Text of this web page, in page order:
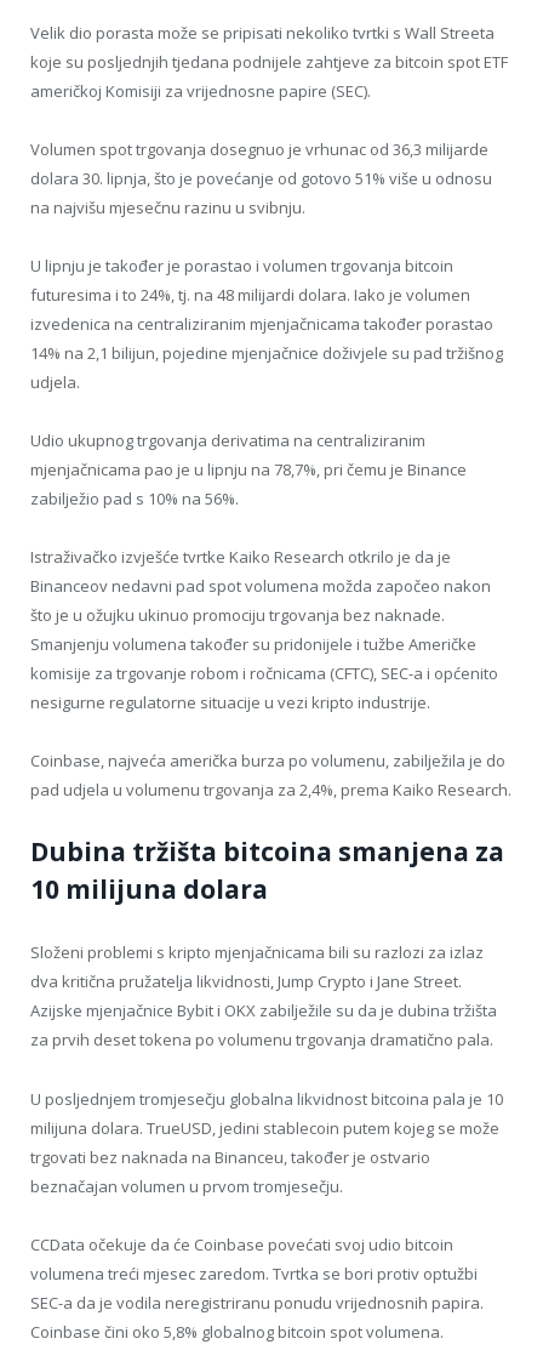
Velik dio porasta može se pripisati nekoliko tvrtki s Wall Streeta
koje su posljednjih tjedana podnijele zahtjeve za bitcoin spot ETF
američkoj Komisiji za vrijednosne papire (SEC).
Volumen spot trgovanja dosegnuo je vrhunac od 36,3 milijarde
dolara 30. lipnja, što je povećanje od gotovo 51% više u odnosu
na najvišu mjesečnu razinu u svibnju.
U lipnju je također je porastao i volumen trgovanja bitcoin
futuresima i to 24%, tj. na 48 milijardi dolara. Iako je volumen
izvedenica na centraliziranim mjenjačnicama također porastao
14% na 2,1 bilijun, pojedine mjenjačnice doživjele su pad tržišnog
udjela.
Udio ukupnog trgovanja derivatima na centraliziranim
mjenjačnicama pao je u lipnju na 78,7%, pri čemu je Binance
zabilježio pad s 10% na 56%.
Istraživačko izvješće tvrtke Kaiko Research otkrilo je da je
Binanceov nedavni pad spot volumena možda započeo nakon
što je u ožujku ukinuo promociju trgovanja bez naknade.
Smanjenju volumena također su pridonijele i tužbe Američke
komisije za trgovanje robom i ročnicama (CFTC), SEC-a i općenito
nesigurne regulatorne situacije u vezi kripto industrije.
Coinbase, najveća američka burza po volumenu, zabilježila je do
pad udjela u volumenu trgovanja za 2,4%, prema Kaiko Research.
Dubina tržišta bitcoina smanjena za
10 milijuna dolara
Složeni problemi s kripto mjenjačnicama bili su razlozi za izlaz
dva kritična pružatelja likvidnosti, Jump Crypto i Jane Street.
Azijske mjenjačnice Bybit i OKX zabilježile su da je dubina tržišta
za prvih deset tokena po volumenu trgovanja dramatično pala.
U posljednjem tromjesečju globalna likvidnost bitcoina pala je 10
milijuna dolara. TrueUSD, jedini stablecoin putem kojeg se može
trgovati bez naknada na Binanceu, također je ostvario
beznačajan volumen u prvom tromjesečju.
CCData očekuje da će Coinbase povećati svoj udio bitcoin
volumena treći mjesec zaredom. Tvrtka se bori protiv optužbi
SEC-a da je vodila neregistriranu ponudu vrijednosnih papira.
Coinbase čini oko 5,8% globalnog bitcoin spot volumena.